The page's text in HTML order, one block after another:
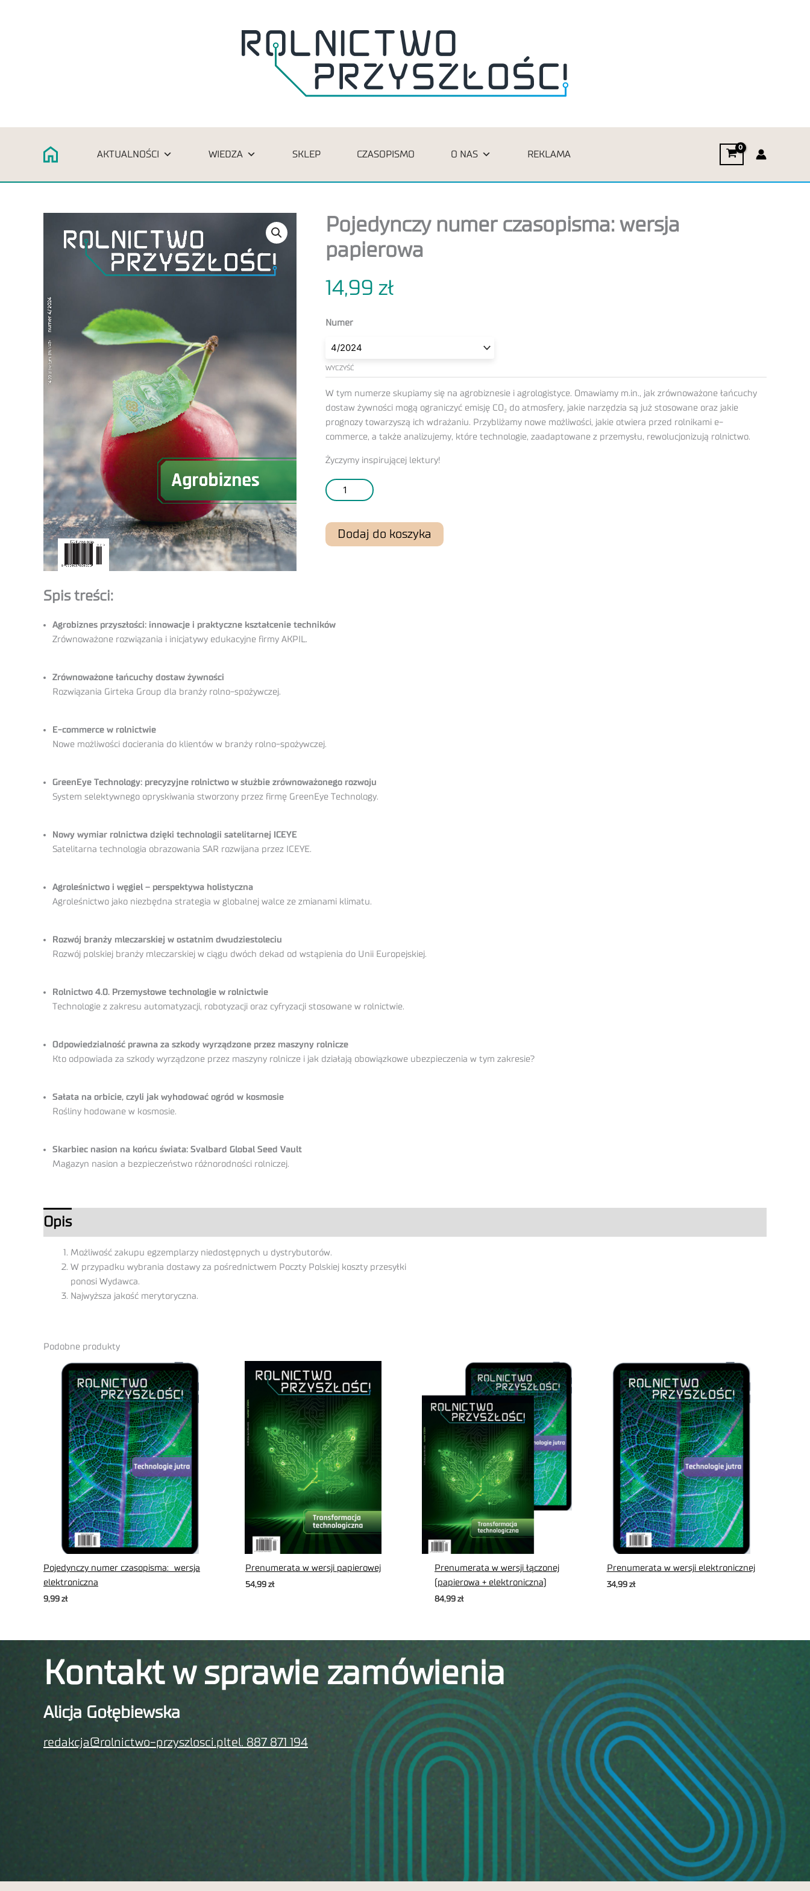
AKTUALNOŚCI WIEDZA SKLEP CZASOPISMO O NAS REKLAMA
Pojedynczy numer czasopisma: wersja
papierowa
14,99 zł
Numer
WYCZYŚĆ
W tym numerze skupiamy się na agrobiznesie i agrologistyce. Omawiamy m.in., jak zrównoważone łańcuchy
dostaw żywności mogą ograniczyć emisję CO₂ do atmosfery, jakie narzędzia są już stosowane oraz jakie
prognozy towarzyszą ich wdrażaniu. Przybliżamy nowe możliwości, jakie otwiera przed rolnikami e-
commerce, a także analizujemy, które technologie, zaadaptowane z przemysłu, rewolucjonizują rolnictwo.
Życzymy inspirującej lektury!
ilość
Pojedynczy
numer
czasopisma:
papierowa
Dodaj do koszyka
Spis treści:
Agrobiznes przyszłości: innowacje i praktyczne kształcenie techników
Zrównoważone rozwiązania i inicjatywy edukacyjne firmy AKPIL.
Zrównoważone łańcuchy dostaw żywności
Rozwiązania Girteka Group dla branży rolno-spożywczej.
E-commerce w rolnictwie
Nowe możliwości docierania do klientów w branży rolno-spożywczej.
GreenEye Technology: precyzyjne rolnictwo w służbie zrównoważonego rozwoju
System selektywnego opryskiwania stworzony przez firmę GreenEye Technology.
Nowy wymiar rolnictwa dzięki technologii satelitarnej ICEYE
Satelitarna technologia obrazowania SAR rozwijana przez ICEYE.
Agroleśnictwo i węgiel – perspektywa holistyczna
Agroleśnictwo jako niezbędna strategia w globalnej walce ze zmianami klimatu.
Rozwój branży mleczarskiej w ostatnim dwudziestoleciu
Rozwój polskiej branży mleczarskiej w ciągu dwóch dekad od wstąpienia do Unii Europejskiej.
Rolnictwo 4.0. Przemysłowe technologie w rolnictwie
Technologie z zakresu automatyzacji, robotyzacji oraz cyfryzacji stosowane w rolnictwie.
Odpowiedzialność prawna za szkody wyrządzone przez maszyny rolnicze
Kto odpowiada za szkody wyrządzone przez maszyny rolnicze i jak działają obowiązkowe ubezpieczenia w tym zakresie?
Sałata na orbicie, czyli jak wyhodować ogród w kosmosie
Rośliny hodowane w kosmosie.
Skarbiec nasion na końcu świata: Svalbard Global Seed Vault
Magazyn nasion a bezpieczeństwo różnorodności rolniczej.
Opis
Możliwość zakupu egzemplarzy niedostępnych u dystrybutorów.
W przypadku wybrania dostawy za pośrednictwem Poczty Polskiej koszty przesyłki
ponosi Wydawca.
Najwyższa jakość merytoryczna.
Podobne produkty
Pojedynczy numer czasopisma: wersja
elektroniczna
9,99 zł
Prenumerata w wersji papierowej
54,99 zł
Prenumerata w wersji łączonej
(papierowa + elektroniczna)
84,99 zł
Prenumerata w wersji elektronicznej
34,99 zł
Kontakt w sprawie zamówienia
Alicja Gołębiewska
redakcja@rolnictwo-przyszlosci.pltel. 887 871 194